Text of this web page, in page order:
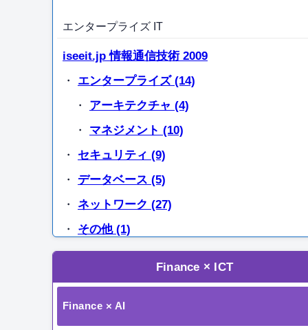
エンタープライズ IT
iseeit.jp 情報通信技術 2009
・ エンタープライズ (14)
・ アーキテクチャ (4)
・ マネジメント (10)
・ セキュリティ (9)
・ データベース (5)
・ ネットワーク (27)
・ その他 (1)
Finance × ICT
Finance × AI